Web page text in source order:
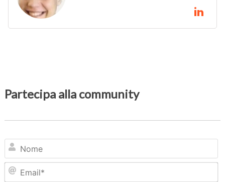
Partecipa alla community